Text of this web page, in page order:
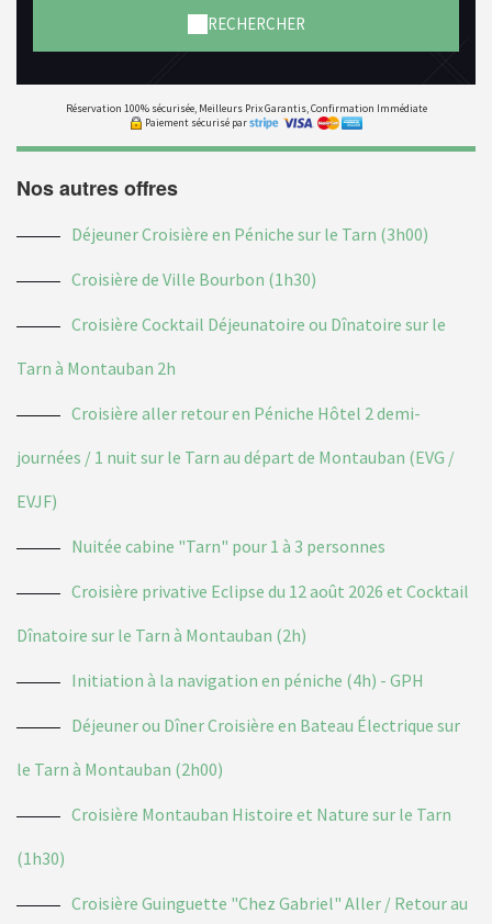
RECHERCHER
Réservation 100% sécurisée, Meilleurs Prix Garantis, Confirmation Immédiate
Paiement sécurisé par
Nos autres offres
Déjeuner Croisière en Péniche sur le Tarn (3h00)
Croisière de Ville Bourbon (1h30)
Croisière Cocktail Déjeunatoire ou Dînatoire sur le
Tarn à Montauban 2h
Croisière aller retour en Péniche Hôtel 2 demi-
journées / 1 nuit sur le Tarn au départ de Montauban (EVG /
EVJF)
Nuitée cabine "Tarn" pour 1 à 3 personnes
Croisière privative Eclipse du 12 août 2026 et Cocktail
Dînatoire sur le Tarn à Montauban (2h)
Initiation à la navigation en péniche (4h) - GPH
Déjeuner ou Dîner Croisière en Bateau Électrique sur
le Tarn à Montauban (2h00)
Croisière Montauban Histoire et Nature sur le Tarn
(1h30)
Croisière Guinguette "Chez Gabriel" Aller / Retour au